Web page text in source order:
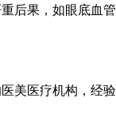
后果，如眼底血管
美医疗机构，经验